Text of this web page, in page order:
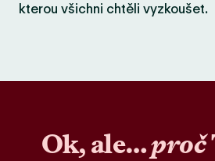
kterou všichni chtěli vyzkoušet.
Ok, ale…proč